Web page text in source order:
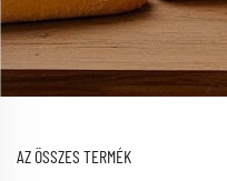
AZ ÖSSZES TERMÉK